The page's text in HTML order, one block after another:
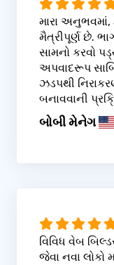
મારા અનુભવમાં,
મૈત્રીપૂર્ણ છે.
સામનો કરવો
અપવાદરૂપ
ઝડપથી
બનાવવાની
બોબી મેનેગ
વિવિધ વેબ
જેવા નવા લોકો